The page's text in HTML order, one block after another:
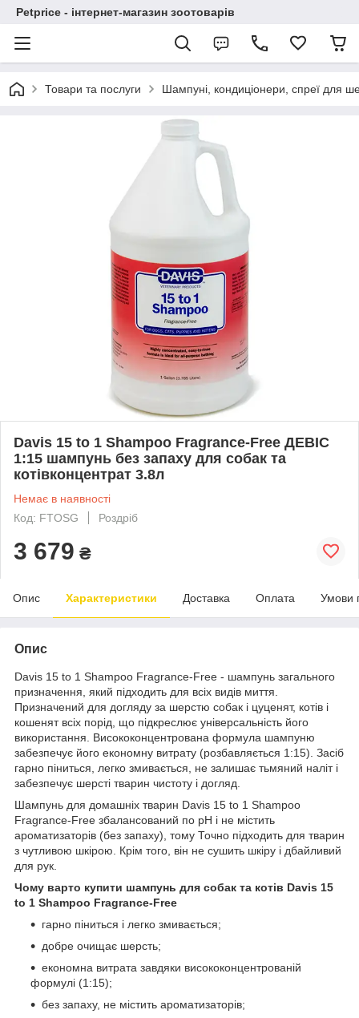
Petprice - інтернет-магазин зоотоварів
Товари та послуги Шампуні, кондиціонери, спреї для
Davis 15 to 1 Shampoo Fragrance-Free ДЕВІС
1:15 шампунь без запаху для собак та
котівконцентрат 3.8л
Немає в наявності
Код: FTOSG
Роздріб
3 679 ₴
Опис Характеристики Доставка Оплата Умови
Опис
Davis 15 to 1 Shampoo Fragrance-Free - шампунь загального
призначення, який підходить для всіх видів миття.
Призначений для догляду за шерстю собак і цуценят, котів і
кошенят всіх порід, що підкреслює універсальність його
використання. Висококонцентрована формула шампуню
забезпечує його економну витрату (розбавляється 1:15). Засіб
гарно піниться, легко змивається, не залишає тьмяний наліт і
забезпечує шерсті тварин чистоту і догляд.
Шампунь для домашніх тварин Davis 15 to 1 Shampoo
Fragrance-Free збалансований по рН і не містить
ароматизаторів (без запаху), тому Точно підходить для тварин
з чутливою шкірою. Крім того, він не сушить шкіру і дбайливий
для рук.
Чому варто купити шампунь для собак та котів Davis 15
to 1 Shampoo Fragrance-Free
гарно піниться і легко змивається;
добре очищає шерсть;
економна витрата завдяки висококонцентрованій
формулі (1:15);
без запаху, не містить ароматизаторів;